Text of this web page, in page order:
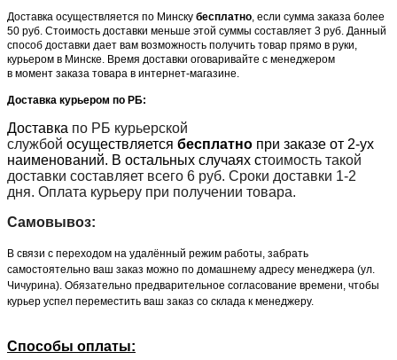
Доставка осуществляется по Минску бесплатно , если сумма заказа более
50 руб. Стоимость доставки меньше этой суммы составляет 3 руб. Данный
способ доставки дает вам возможность получить товар прямо в руки,
курьером в Минске. Время доставки оговаривайте с менеджером
в момент заказа товара в интернет-магазине.
Доставка курьером по РБ:
Доставка по РБ курьерской
службой осуществляется бесплатно при заказе от 2-ух
наименований. В остальных случаях стоимость такой
доставки составляет всего 6 руб. Сроки доставки 1-2
дня. Оплата курьеру при получении товара.
Самовывоз:
В связи с переходом на удалённый режим работы, забрать
самостоятельно ваш заказ можно по домашнему адресу менеджера (ул.
Чичурина). Обязательно предварительное согласование времени, чтобы
курьер успел переместить ваш заказ со склада к менеджеру.
Способы оплаты: